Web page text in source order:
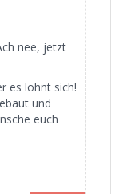
nee, jetzt
es lohnt sich!
und
euch